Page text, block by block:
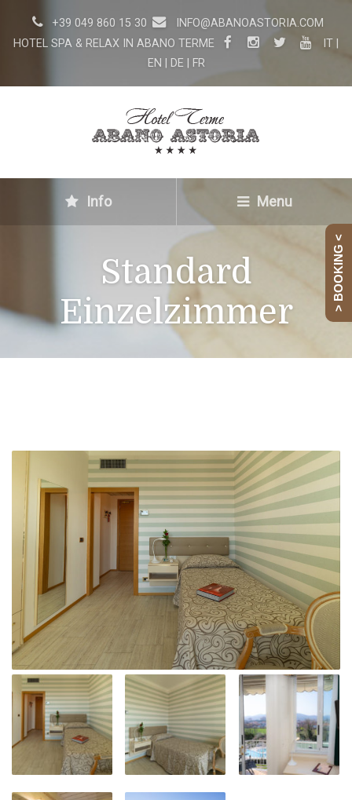
+39 049 860 15 30
INFO@ABANOASTORIA.COM
HOTEL SPA & RELAX IN ABANO TERME
IT|
EN
DE FR
Info Menu
Standard
Einzelzimmer
> BOOKING <